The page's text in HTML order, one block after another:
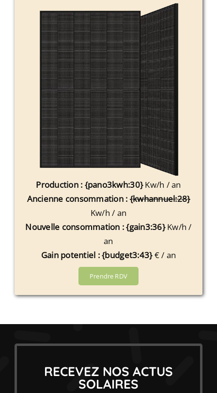
Production : {pano3kwh:30}Kw/h / an
Ancienne consommation :{kwhannuel:28}
Kw/h / an
Nouvelle consommation : {gain3:36}Kw/h /
an
Gain potentiel : {budget3:43}€ / an
Prendre RDV
RECEVEZ NOS ACTUS
SOLAIRES